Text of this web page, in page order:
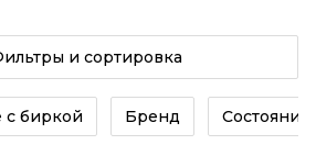
заказа – Юбки миди MAX
OSKELLY с быстрой
Ваш стиль не ждет, и мы тоже!
или Юбки миди MAX MARA
– заказывайте на сайте
с целой экосистемой
и сортировка
с биркой Бренд Состояние